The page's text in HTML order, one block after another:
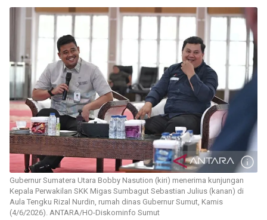
Gubernur Sumatera Utara Bobby Nasution (kiri) menerima kunjungan
Kepala Perwakilan SKK Migas Sumbagut Sebastian Julius (kanan) di
Aula Tengku Rizal Nurdin, rumah dinas Gubernur Sumut, Kamis
(4/6/2026). ANTARA/HO-Diskominfo Sumut